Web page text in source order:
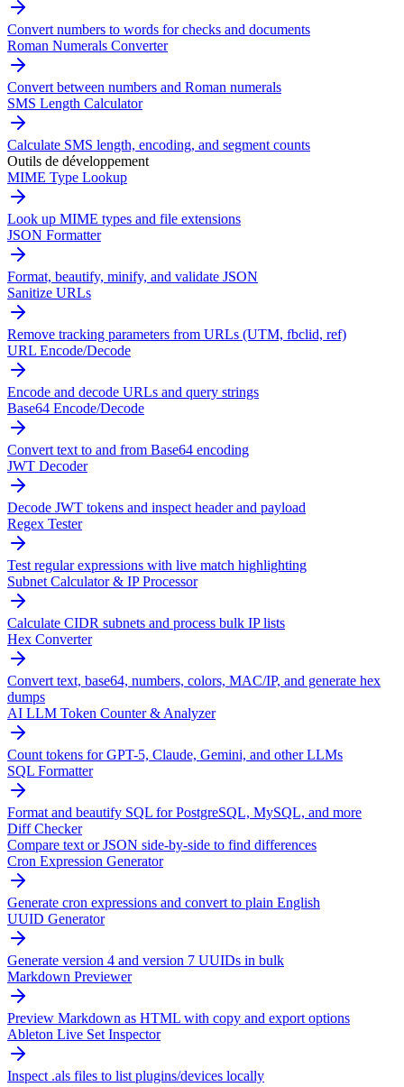
Convert numbers to words for checks and documents
Roman Numerals Converter
Convert between numbers and Roman numerals
SMS Length Calculator
Calculate SMS length, encoding, and segment counts
Outils de développement
MIME Type Lookup
Look up MIME types and file extensions
JSON Formatter
Format, beautify, minify, and validate JSON
Sanitize URLs
Remove tracking parameters from URLs (UTM, fbclid, ref)
URL Encode/Decode
Encode and decode URLs and query strings
Base64 Encode/Decode
Convert text to and from Base64 encoding
JWT Decoder
Decode JWT tokens and inspect header and payload
Regex Tester
Test regular expressions with live match highlighting
Subnet Calculator & IP Processor
Calculate CIDR subnets and process bulk IP lists
Hex Converter
Convert text, base64, numbers, colors, MAC/IP, and generate hex
dumps
AI LLM Token Counter & Analyzer
Count tokens for GPT-5, Claude, Gemini, and other LLMs
SQL Formatter
Format and beautify SQL for PostgreSQL, MySQL, and more
Diff Checker
Compare text or JSON side-by-side to find differences
Cron Expression Generator
Generate cron expressions and convert to plain English
UUID Generator
Generate version 4 and version 7 UUIDs in bulk
Markdown Previewer
Preview Markdown as HTML with copy and export options
Ableton Live Set Inspector
Inspect .als files to list plugins/devices locally